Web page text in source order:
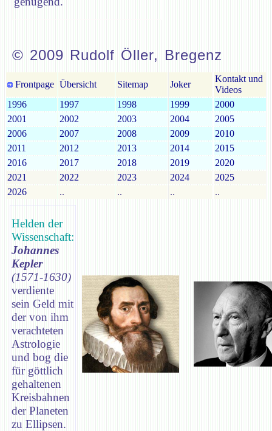
© 2009 Rudolf Öller, Bregenz
Frontpage Übersicht Sitemap Joker
Kontakt und
Videos
1996
1997 1998 1999
2000
2001
2002 2003 2004
2005
2006
2007 2008 2009
2010
2011
2012 2013 2014
2015
2016
2017 2018 2019
2020
2021
2022 2023 2024
2025
2026
.. .. .. ..
Helden der
Wissenschaft:
Johannes
Kepler
(1571-1630)
verdiente
sein Geld mit
der von ihm
verachteten
Astrologie
und bog die
für göttlich
gehaltenen
Kreisbahnen
der Planeten
zu Ellipsen.